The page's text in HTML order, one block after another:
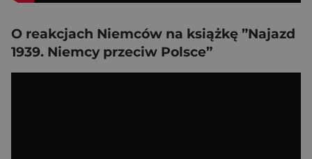
O reakcjach Niemców na książkę ”Najazd
1939. Niemcy przeciw Polsce”